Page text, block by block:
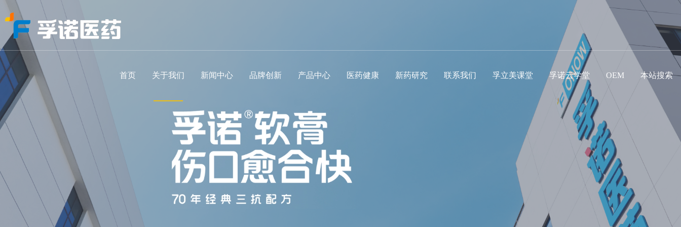
首页 关于我们 新闻中心 品牌创新 产品中心 医药健康 新药研究 联系我们 孚立美课堂 孚诺云学堂 OEM 本站搜索